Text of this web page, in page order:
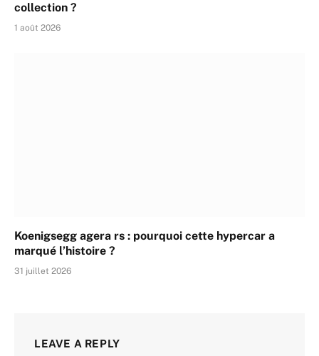
collection ?
1 août 2026
Koenigsegg agera rs : pourquoi cette hypercar a
marqué l’histoire ?
31 juillet 2026
LEAVE A REPLY